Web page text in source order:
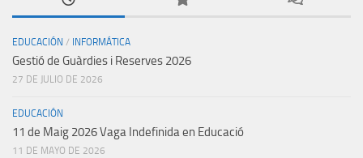
EDUCACIÓN / INFORMÁTICA
Gestió de Guàrdies i Reserves 2026
27 DE JULIO DE 2026
EDUCACIÓN
11 de Maig 2026 Vaga Indefinida en Educació
11 DE MAYO DE 2026